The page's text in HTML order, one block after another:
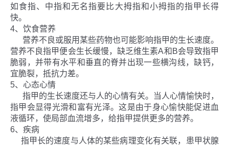
如食指、中指和无名指要比大拇指和小拇指的指甲长得
快。
4、饮食营养
营养不良或服用某些药物也可能影响指甲的生长速度。
营养不良指甲便会生长缓慢，缺乏维生素A和B会导致指甲
脆弱，并带有水平和垂直的脊并出现一些横沟线，缺钙，
宜脆裂，抵抗力差。
5、心态心情
指甲的生长速度还与人的心情有关。当人心情愉快时，
指甲会显得光滑和富有光泽。这是由于身心愉快能促进血
液循环，使局部血流增多，给指甲提供更多的营养。
6、疾病
指甲长的速度与人体的某些病理变化有关联，患甲状腺